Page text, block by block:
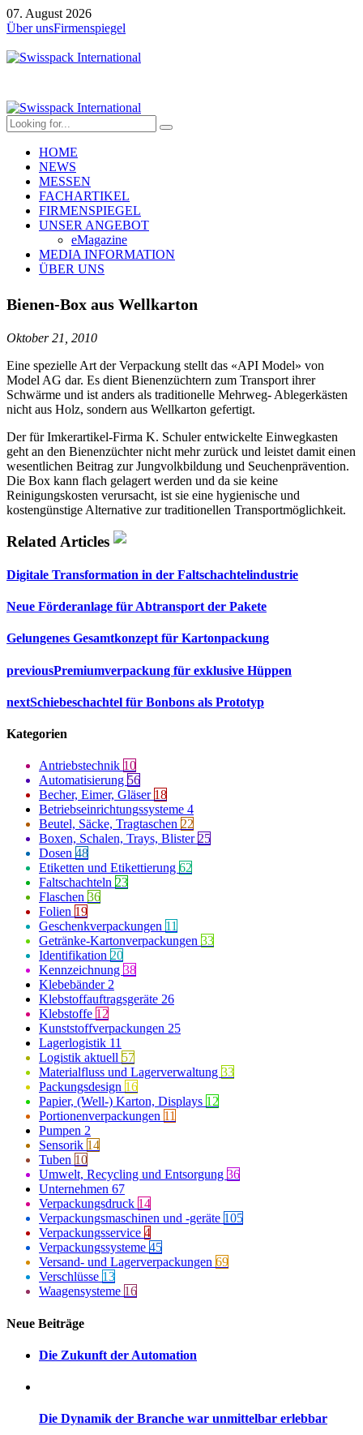
07. August 2026
Über unsFirmenspiegel
HOME
NEWS
MESSEN
FACHARTIKEL
FIRMENSPIEGEL
UNSER ANGEBOT
eMagazine
MEDIA INFORMATION
ÜBER UNS
Bienen-Box aus Wellkarton
Oktober 21, 2010
Eine spezielle Art der Verpackung stellt das «API Model» von
Model AG dar. Es dient Bienenzüchtern zum Transport ihrer
Schwärme und ist anders als traditionelle Mehrweg- Ablegerkästen
nicht aus Holz, sondern aus Wellkarton gefertigt.
Der für Imkerartikel-Firma K. Schuler entwickelte Einwegkasten
geht an den Bienenzüchter nicht mehr zurück und leistet damit einen
wesentlichen Beitrag zur Jungvolkbildung und Seuchenprävention.
Die Box kann flach gelagert werden und da sie keine
Reinigungskosten verursacht, ist sie eine hygienische und
kostengünstige Alternative zur traditionellen Transportmöglichkeit.
Related Articles
Digitale Transformation in der Faltschachtelindustrie
Neue Förderanlage für Abtransport der Pakete
Gelungenes Gesamtkonzept für Kartonpackung
previousPremiumverpackung für exklusive Hüppen
nextSchiebeschachtel für Bonbons als Prototyp
Kategorien
Antriebstechnik 10
Automatisierung 56
Becher, Eimer, Gläser 18
Betriebseinrichtungssysteme 4
Beutel, Säcke, Tragtaschen 22
Boxen, Schalen, Trays, Blister 25
Dosen 48
Etiketten und Etikettierung 62
Faltschachteln 23
Flaschen 36
Folien 19
Geschenkverpackungen 11
Getränke-Kartonverpackungen 33
Identifikation 20
Kennzeichnung 38
Klebebänder 2
Klebstoffauftragsgeräte 26
Klebstoffe 12
Kunststoffverpackungen 25
Lagerlogistik 11
Logistik aktuell 57
Materialfluss und Lagerverwaltung 33
Packungsdesign 16
Papier, (Well-) Karton, Displays 12
Portionenverpackungen 11
Pumpen 2
Sensorik 14
Tuben 10
Umwelt, Recycling und Entsorgung 36
Unternehmen 67
Verpackungsdruck 14
Verpackungsmaschinen und -geräte 105
Verpackungsservice 4
Verpackungssysteme 45
Versand- und Lagerverpackungen 69
Verschlüsse 13
Waagensysteme 16
Neue Beiträge
Die Zukunft der Automation
Die Dynamik der Branche war unmittelbar erlebbar